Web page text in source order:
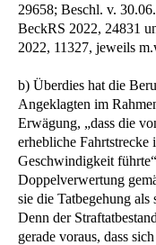
29658; Beschl. v.
BeckRS 2022, 24831
2022, 11327, jeweils
b) Überdies hat die
Angeklagten im
Erwägung, „dass die
erhebliche
Geschwindigkeit
Doppelverwertung
sie die Tatbegehung
Denn der
gerade voraus, dass